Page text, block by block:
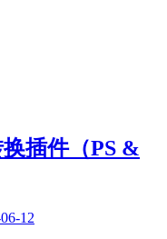
插件（PS &
12